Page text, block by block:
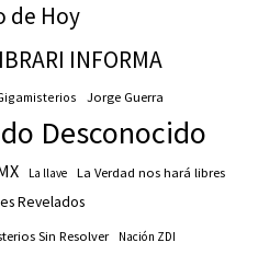
de Hoy
INFORMA
Jorge Guerra
Desconocido
La llave La Verdad nos hará libres
Revelados
Sin Resolver Nación ZDI